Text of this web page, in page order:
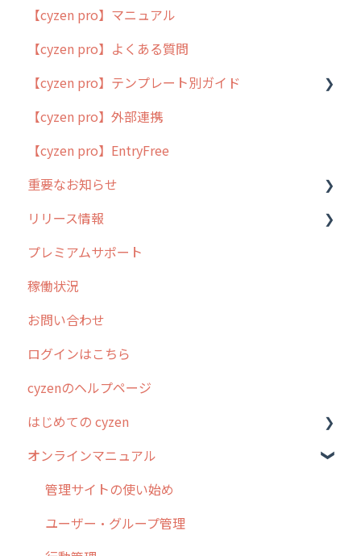
cyzen pro とは？
簡易マニュアル
cyzen proの位置情報取得について
用語集
よくある質問
【cyzen pro】マニュアル
【cyzen pro】よくある質問
【cyzen pro】テンプレート別ガイド
ポスティング
ラウンダー
メンテナンス
外廻り営業
清掃
不動産
【cyzen pro】外部連携
【cyzen pro】EntryFree
重要なお知らせ
過去の重要なお知らせ
障害情報
リリース情報
リリース
2026年のリリース情報
2025年のリリース情報
2024年のリリース情報
2023年のリリース情報
過去のリリース
2019年までのリリース情報
お客様の声を実現しました
プレミアムサポート
稼働状況
お問い合わせ
ログインはこちら
cyzenのヘルプページ
はじめての cyzen
0. はじめてのcyzenの使い方
1. cyzenについて知ろう
2. 主要機能の概要
オンラインマニュアル
管理サイトの使い始め
ユーザー・グループ管理